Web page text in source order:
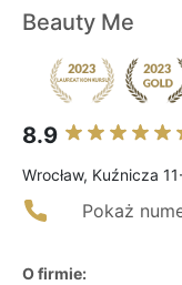
Beauty Me
8.9
Wrocław, Kuźnicza
Pokaż
O firmie: